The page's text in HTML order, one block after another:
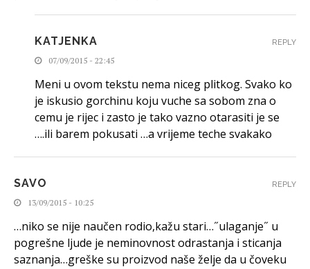
KATJENKA
07/09/2015 - 22:45
Meni u ovom tekstu nema niceg plitkog. Svako ko
je iskusio gorchinu koju vuche sa sobom zna o
cemu je rijec i zasto je tako vazno otarasiti je se
….ili barem pokusati …a vrijeme teche svakako
REPLY
SAVO
13/09/2015 - 10:25
…niko se nije naučen rodio,kažu stari…˝ulaganje˝ u
pogrešne ljude je neminovnost odrastanja i sticanja
saznanja…greške su proizvod naše želje da u čoveku
REPLY